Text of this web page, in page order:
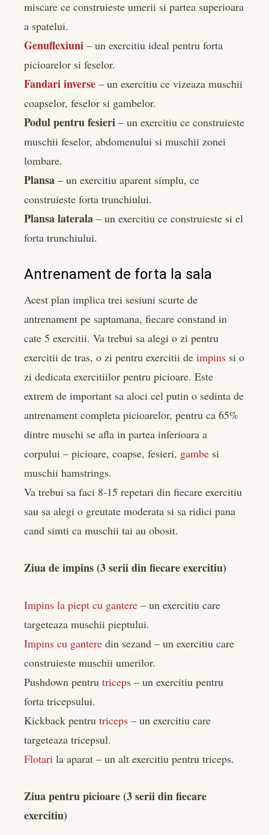
miscare ce construieste umerii si partea superioara
a spatelui.
Genuflexiuni – un exercitiu ideal pentru forta
picioarelor si feselor.
Fandari inverse – un exercitiu ce vizeaza muschii
coapselor, feselor si gambelor.
Podul pentru fesieri – un exercitiu ce construieste
muschii feselor, abdomenului si muschii zonei
lombare.
Plansa – un exercitiu aparent simplu, ce
construieste forta trunchiului.
Plansa laterala – un exercitiu ce construieste si el
forta trunchiului.
Antrenament de forta la sala
Acest plan implica trei sesiuni scurte de
antrenament pe saptamana, fiecare constand in
cate 5 exercitii. Va trebui sa alegi o zi pentru
exercitii de tras, o zi pentru exercitii de impins si o
zi dedicata exercitiilor pentru picioare. Este
extrem de important sa aloci cel putin o sedinta de
antrenament completa picioarelor, pentru ca 65%
dintre muschi se afla in partea inferioara a
corpului – picioare, coapse, fesieri, gambe si
muschii hamstrings.
Va trebui sa faci 8-15 repetari din fiecare exercitiu
sau sa alegi o greutate moderata si sa ridici pana
cand simti ca muschii tai au obosit.
Ziua de impins (3 serii din fiecare exercitiu)
Impins la piept cu gantere – un exercitiu care
targeteaza muschii pieptului.
Impins cu gantere din sezand – un exercitiu care
construieste muschii umerilor.
Pushdown pentru triceps – un exercitiu pentru
forta tricepsului.
Kickback pentru triceps – un exercitiu care
targeteaza tricepsul.
Flotari la aparat – un alt exercitiu pentru triceps.
Ziua pentru picioare (3 serii din fiecare
exercitiu)